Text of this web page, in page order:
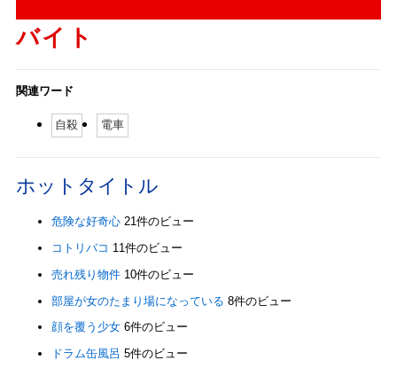
バイト
関連ワード
自殺 電車
ホットタイトル
危険な好奇心 21件のビュー
コトリバコ 11件のビュー
売れ残り物件 10件のビュー
部屋が女のたまり場になっている 8件のビュー
顔を覆う少女 6件のビュー
ドラム缶風呂 5件のビュー